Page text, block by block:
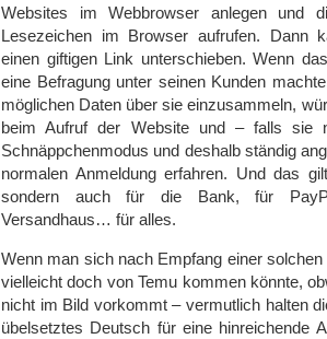
Websites im Webbrowser anlegen und
Lesezeichen im Browser aufrufen. Dann
einen giftigen Link unterschieben. Wenn
eine Befragung unter seinen Kunden
möglichen Daten über sie einzusammeln,
beim Aufruf der Website und – falls sie
Schnäppchenmodus und deshalb ständig
normalen Anmeldung erfahren. Und das
sondern auch für die Bank, für
Versandhaus… für alles.
Wenn man sich nach Empfang einer
vielleicht doch von Temu kommen könnte,
nicht im Bild vorkommt – vermutlich halten
übelsetztes Deutsch für eine hinreichende